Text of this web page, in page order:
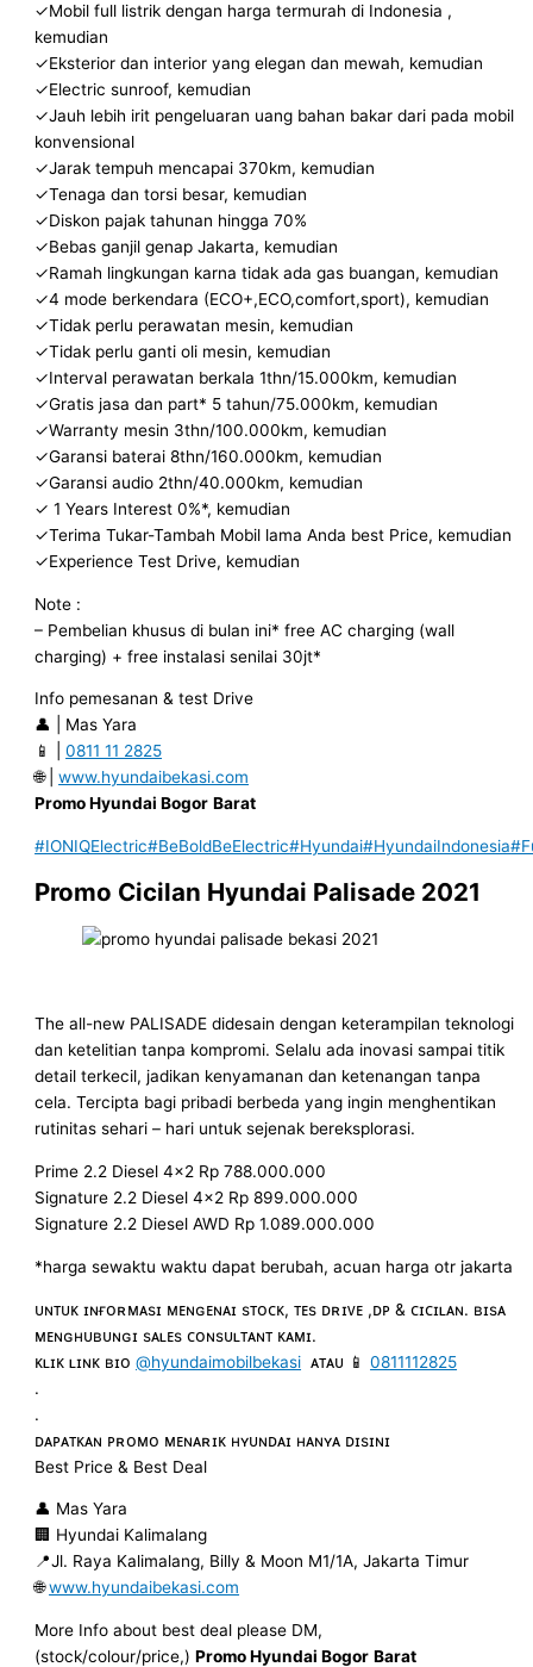
✓Mobil full listrik dengan harga termurah di Indonesia ,
kemudian
✓Eksterior dan interior yang elegan dan mewah, kemudian
✓Electric sunroof, kemudian
✓Jauh lebih irit pengeluaran uang bahan bakar dari pada mobil
konvensional
✓Jarak tempuh mencapai 370km, kemudian
✓Tenaga dan torsi besar, kemudian
✓Diskon pajak tahunan hingga 70%
✓Bebas ganjil genap Jakarta, kemudian
✓Ramah lingkungan karna tidak ada gas buangan, kemudian
✓4 mode berkendara (ECO+,ECO,comfort,sport), kemudian
✓Tidak perlu perawatan mesin, kemudian
✓Tidak perlu ganti oli mesin, kemudian
✓Interval perawatan berkala 1thn/15.000km, kemudian
✓Gratis jasa dan part* 5 tahun/75.000km, kemudian
✓Warranty mesin 3thn/100.000km, kemudian
✓Garansi baterai 8thn/160.000km, kemudian
✓Garansi audio 2thn/40.000km, kemudian
✓ 1 Years Interest 0%*, kemudian
✓Terima Tukar-Tambah Mobil lama Anda best Price, kemudian
✓Experience Test Drive, kemudian
Note :
– Pembelian khusus di bulan ini* free AC charging (wall
charging) + free instalasi senilai 30jt*
Info pemesanan & test Drive
👤 | Mas Yara
📱 |0811 11 2825
🌐 |www.hyundaibekasi.com
Promo Hyundai Bogor Barat
#IONIQElectric#BeBoldBeElectric#Hyundai#HyundaiIndonesia
Promo Cicilan Hyundai Palisade 2021
The all-new PALISADE didesain dengan keterampilan teknologi
dan ketelitian tanpa kompromi. Selalu ada inovasi sampai titik
detail terkecil, jadikan kenyamanan dan ketenangan tanpa
cela. Tercipta bagi pribadi berbeda yang ingin menghentikan
rutinitas sehari – hari untuk sejenak bereksplorasi.
Prime 2.2 Diesel 4×2 Rp 788.000.000
Signature 2.2 Diesel 4×2 Rp 899.000.000
Signature 2.2 Diesel AWD Rp 1.089.000.000
*harga sewaktu waktu dapat berubah, acuan harga otr jakarta
ᴜɴᴛᴜᴋ ɪɴғᴏʀᴍᴀsɪ ᴍᴇɴɢᴇɴᴀɪ sᴛᴏᴄᴋ, ᴛᴇs ᴅʀɪᴠᴇ ,ᴅᴘ & ᴄɪᴄɪʟᴀɴ. ʙɪsᴀ
ᴍᴇɴɢʜᴜʙᴜɴɢɪ sᴀʟᴇs ᴄᴏɴsᴜʟᴛᴀɴᴛ ᴋᴀᴍɪ.
ᴋʟɪᴋ ʟɪɴᴋ ʙɪᴏ@hyundaimobilbekasi ᴀᴛᴀᴜ 📱0811112825
.
.
ᴅᴀᴘᴀᴛᴋᴀɴ ᴘʀᴏᴍᴏ ᴍᴇɴᴀʀɪᴋ ʜʏᴜɴᴅᴀɪ ʜᴀɴʏᴀ ᴅɪsɪɴɪ
Best Price & Best Deal
👤 Mas Yara
🏢 Hyundai Kalimalang
📍Jl. Raya Kalimalang, Billy & Moon M1/1A, Jakarta Timur
🌐www.hyundaibekasi.com
More Info about best deal please DM,
(stock/colour/price,)Promo Hyundai Bogor Barat